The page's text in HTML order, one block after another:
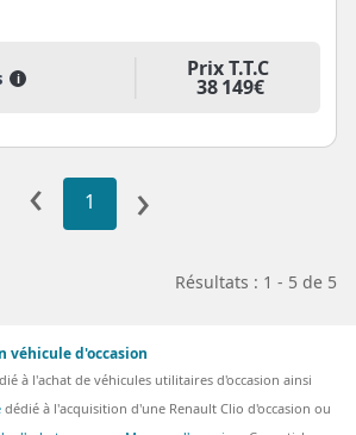
i Prix T.T.C
38 149€
‹ 1 ›
Résultats : 1 - 5 de 5
véhicule d'occasion
à l'achat de véhicules utilitaires d'occasion ainsi
dédié à l'acquisition d'une Renault Clio d'occasion ou